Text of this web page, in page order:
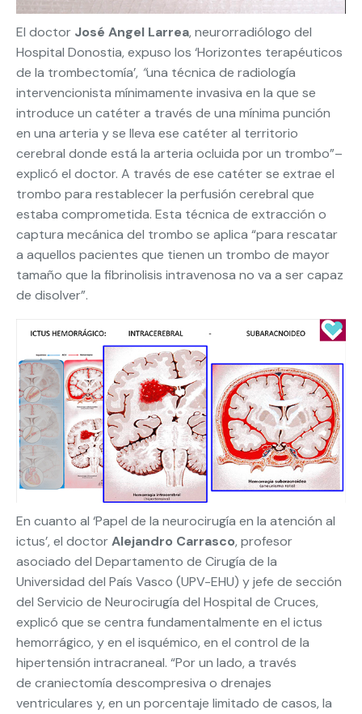
El doctor José Angel Larrea, neurorradiólogo del
Hospital Donostia, expuso los ‘Horizontes terapéuticos
de la trombectomía’, “una técnica de radiología
intervencionista mínimamente invasiva en la que se
introduce un catéter a través de una mínima punción
en una arteria y se lleva ese catéter al territorio
cerebral donde está la arteria ocluida por un trombo”–
explicó el doctor. A través de ese catéter se extrae el
trombo para restablecer la perfusión cerebral que
estaba comprometida. Esta técnica de extracción o
captura mecánica del trombo se aplica “para rescatar
a aquellos pacientes que tienen un trombo de mayor
tamaño que la fibrinolisis intravenosa no va a ser capaz
de disolver”.
En cuanto al ‘Papel de la neurocirugía en la atención al
ictus’, el doctorAlejandro Carrasco, profesor
asociado del Departamento de Cirugía de la
Universidad del País Vasco (UPV-EHU) y jefe de sección
del Servicio de Neurocirugía del Hospital de Cruces,
explicó que se centra fundamentalmente en el ictus
hemorrágico, y en el isquémico, en el control de la
hipertensión intracraneal. “Por un lado, a través
de craniectomía descompresiva o drenajes
ventriculares y, en un porcentaje limitado de casos, la